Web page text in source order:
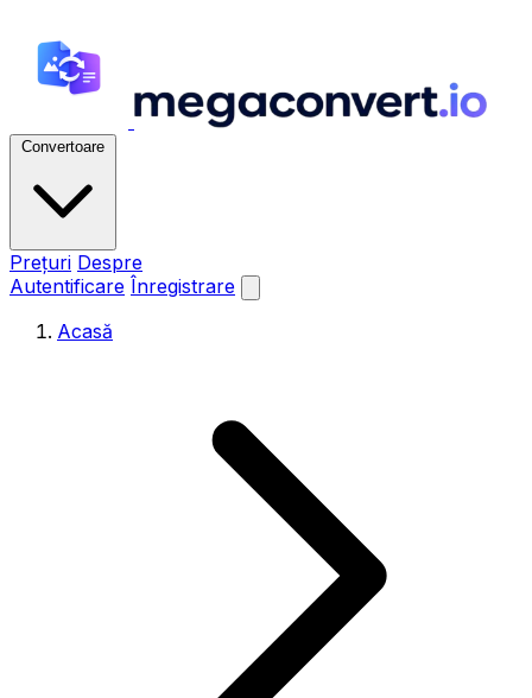
Convertoare
Prețuri Despre
Autentificare Înregistrare
Acasă